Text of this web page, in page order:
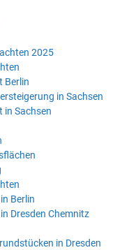
2025
Berlin
in Sachsen
in Sachsen
Berlin
Dresden Chemnitz
in Dresden